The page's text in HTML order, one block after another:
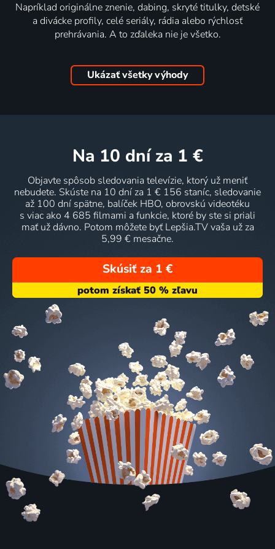
Napríklad originálne znenie, dabing, skryté titulky, detské
a divácke profily, celé seriály, rádia alebo rýchlosť
prehrávania. A to zďaleka nie je všetko.
Ukázať všetky výhody
na 10 dní za 1 €
Objavte spôsob sledovania televízie, ktorý už meniť
nebudete. Skúste na 10 dní za 1 € 156 staníc, sledovanie
až 100 dní spätne, balíček HBO, obrovskú videotéku
s viac ako 4 685 filmami a funkcie, ktoré by ste si priali
mať už dávno. Potom môžete byť Lepšia.TV vaša už za
5,99 € mesačne.
Skúsiť za 1 €